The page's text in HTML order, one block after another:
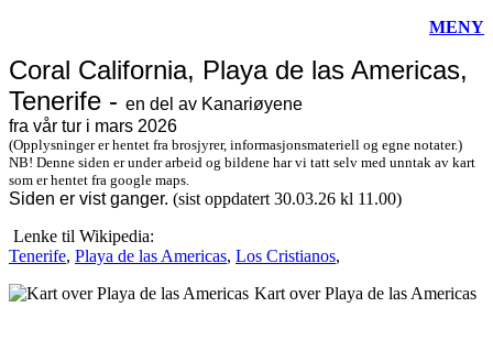
MENY
Coral California, Playa de las Americas,
Tenerife - en del av Kanariøyene
fra vår tur i mars 2026
(Opplysninger er hentet fra brosjyrer, informasjonsmateriell og egne notater.)
NB! Denne siden er under arbeid og bildene har vi tatt selv med unntak av kart
som er hentet fra google maps.
Siden er vistganger. (sist oppdatert 30.03.26 kl 11.00)
Lenke til Wikipedia:
Tenerife, Playa de las Americas, Los Cristianos,
Kart over Playa de las Americas